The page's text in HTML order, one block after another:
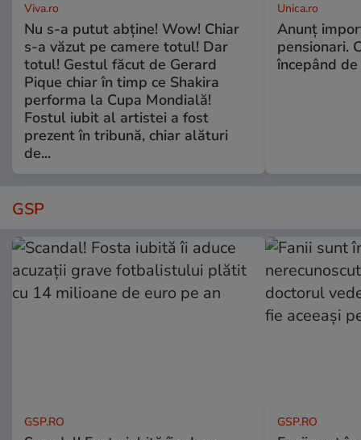
Viva.ro
Nu s-a putut abține! Wow! Chiar
s-a văzut pe camere totul! Dar
totul! Gestul făcut de Gerard
Pique chiar în timp ce Shakira
performa la Cupa Mondială!
Fostul iubit al artistei a fost
prezent în tribună, chiar alături
de...
Unica.ro
Anunț
pensionari.
începând
GSP
GSP.RO GSP.RO